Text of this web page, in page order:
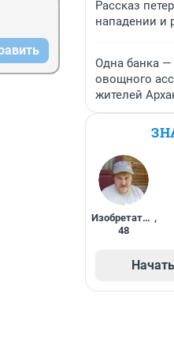
Рассказ
нападении и
Одна банка —
овощного
жителей
Изобретатель ,
48